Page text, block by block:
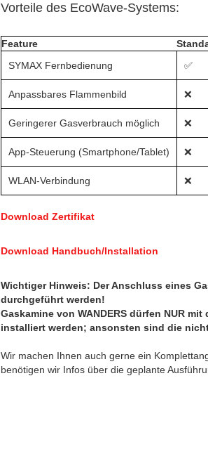
Vorteile des EcoWave-Systems:
Feature
SYMAX Fernbedienung
✅
Anpassbares Flammenbild ❌
Geringerer Gasverbrauch möglich ❌
App-Steuerung (Smartphone/Tablet) ❌
WLAN-Verbindung ❌
Download Zertifikat
Download Handbuch/Installation
Wichtiger Hinweis: Der Anschluss eines
durchgeführt werden!
Gaskamine von WANDERS dürfen NUR
installiert werden; ansonsten sind die
Wir machen Ihnen auch gerne ein
benötigen wir Infos über die geplante